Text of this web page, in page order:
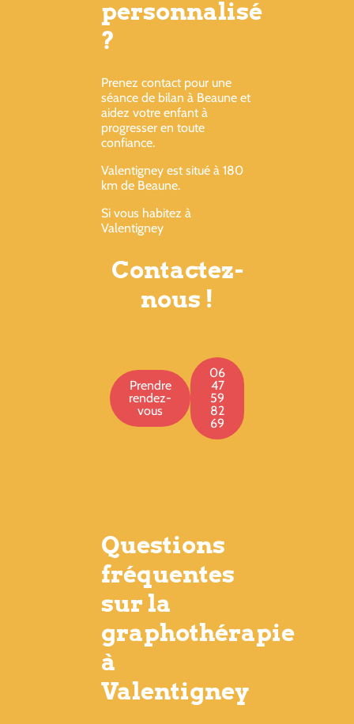
personnalisé
?
Prenez contact pour une
séance de bilan à Beaune et
aidez votre enfant à
progresser en toute
confiance.
Valentigney est situé à 180
km de Beaune.
Si vous habitez à
Valentigney
Contactez-
nous !
Prendre
rendez-
vous
06
47
59
82
69
Questions
fréquentes
sur la
graphothérapie
à
Valentigney